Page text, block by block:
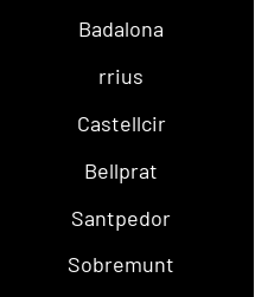
Badalona
rrius
Castellcir
Bellprat
Santpedor
Sobremunt